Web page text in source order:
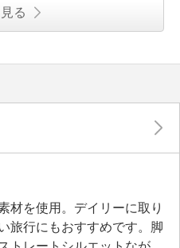
る
材を使用。デイリーに取り
旅行にもおすすめです。脚